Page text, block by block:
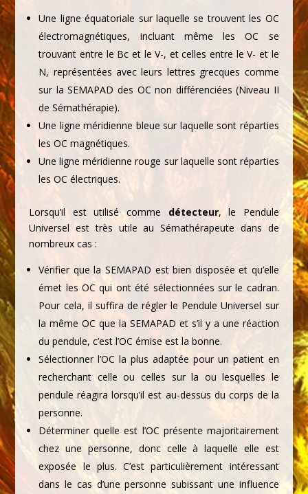
Une ligne équatoriale sur laquelle se trouvent les OC
électromagnétiques, incluant même les OC se
trouvant entre le Bc et le V-, et celles entre le V- et le
N, représentées avec leurs lettres grecques comme
sur la SEMAPAD des OC non différenciées (Niveau II
de Sémathérapie).
Une ligne méridienne bleue sur laquelle sont réparties
les OC magnétiques.
Une ligne méridienne rouge sur laquelle sont réparties
les OC électriques.
Lorsqu’il est utilisé comme détecteur, le Pendule
Universel est très utile au Sémathérapeute dans de
nombreux cas :
Vérifier que la SEMAPAD est bien disposée et qu’elle
émet les OC qui ont été sélectionnées sur le cadran.
Pour cela, il suffira de régler le Pendule Universel sur
la même OC que la SEMAPAD et s’il y a une réaction
du pendule, c’est l’OC émise est la bonne.
Sélectionner l’OC la plus adaptée pour un patient en
recherchant celle ou celles sur la ou lesquelles le
pendule réagira lorsqu’il est au-dessus du corps de la
personne.
Déterminer quelle est l’OC présente majoritairement
chez une personne, donc celle à laquelle elle est
exposée le plus. C’est particulièrement intéressant
dans le cas d’une personne subissant une influence